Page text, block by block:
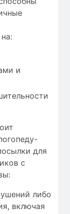
и
для
с
либо
включая